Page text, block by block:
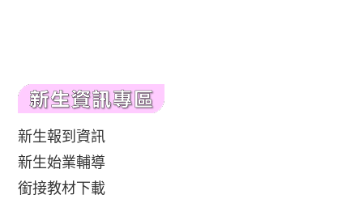
新生報到資訊
新生始業輔導
銜接教材下載